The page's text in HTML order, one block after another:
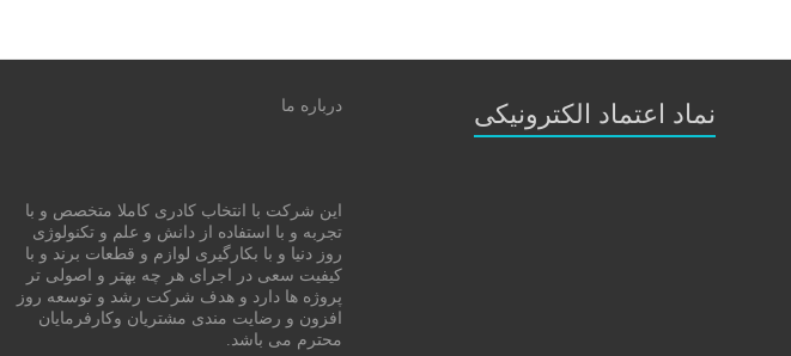
نماد اعتماد الکترونیکی درباره ما
این شرکت با انتخاب کادری کاملا متخصص و با
تجربه و با استفاده از دانش و علم و تکنولوژی
روز دنیا و با بکارگیری لوازم و قطعات برند و با
کیفیت سعی در اجرای هر چه بهتر و اصولی تر
پروژه ها دارد و هدف شرکت رشد و توسعه روز
افزون و رضایت مندی مشتریان وکارفرمایان
محترم می باشد.